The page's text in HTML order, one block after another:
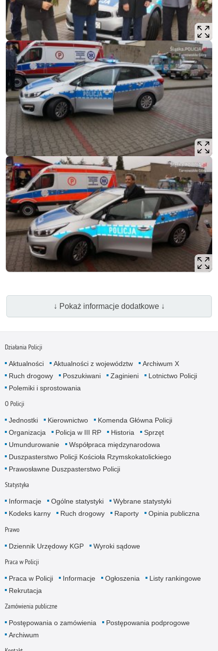
↓ Pokaż informacje dodatkowe ↓
Działania Policji
Aktualności Aktualności z województw
Archiwum X
Ruch drogowy
Poszukiwani Zaginieni
Lotnictwo Policji
Polemiki i sprostowania
O Policji
Jednostki Kierownictwo
Komenda Główna Policji
Organizacja
Policja w III RP Historia
Sprzęt
Umundurowanie
Współpraca międzynarodowa
Duszpasterstwo Policji Kościoła Rzymskokatolickiego
Prawosławne Duszpasterstwo Policji
Statystyka
Informacje Ogólne statystyki
Wybrane statystyki
Kodeks karny
Ruch drogowy Raporty Opinia publiczna
Prawo
Dziennik Urzędowy KGP Wyroki sądowe
Praca w Policji
Praca w Policji Informacje Ogłoszenia
Listy rankingowe
Rekrutacja
Zamówienia publiczne
Postępowania o zamówienia
Postępowania podprogowe
Archiwum